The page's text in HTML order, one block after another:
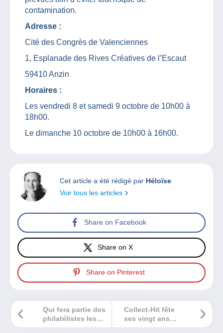
contamination.
Adresse :
Cité des Congrès de Valenciennes
1, Esplanade des Rives Créatives de l’Escaut
59410 Anzin
Horaires :
Les vendredi 8 et samedi 9 octobre de 10h00 à
18h00.
Le dimanche 10 octobre de 10h00 à 16h00.
Cet article a été rédigé par Héloïse
Voir tous les articles
Share on Facebook
Share on X
Share on Pinterest
Collect-Hit fête
ses vingt ans
cette année!
Qui fera partie des
philatélistes les
plus influents des